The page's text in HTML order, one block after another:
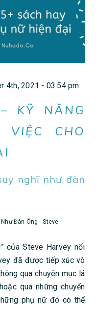
4th, 2021 - 03:54 pm
KỸ NĂNG
VIỆC CHO
nghĩ như đàn
của Steve Harvey nổi
đã được tiếp xúc vô
qua chuyên mục lá
qua những chuyến
phụ nữ đó có thể